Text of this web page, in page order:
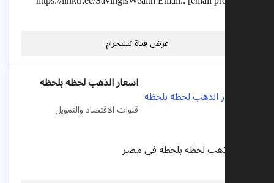
عرض قناة تيليجرام
اسعار الذهب لحظه بلحظه
قنوات الاقتصاد والتمويل
سعر الذهب لحظه بلحظه فى مصر